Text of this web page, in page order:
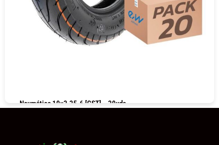
Neumático 10×2.25-6 [CST] – 20uds